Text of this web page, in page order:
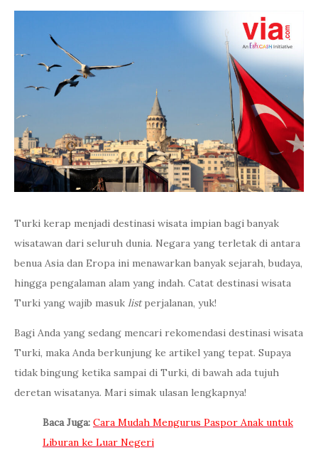
Turki kerap menjadi destinasi wisata impian bagi banyak
wisatawan dari seluruh dunia. Negara yang terletak di antara
benua Asia dan Eropa ini menawarkan banyak sejarah, budaya,
hingga pengalaman alam yang indah. Catat destinasi wisata
Turki yang wajib masuk listperjalanan, yuk!
Bagi Anda yang sedang mencari rekomendasi destinasi wisata
Turki, maka Anda berkunjung ke artikel yang tepat. Supaya
tidak bingung ketika sampai di Turki, di bawah ada tujuh
deretan wisatanya. Mari simak ulasan lengkapnya!
Baca Juga: Cara Mudah Mengurus Paspor Anak untuk
Liburan ke Luar Negeri